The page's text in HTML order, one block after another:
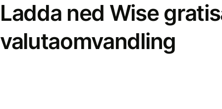
Ladda ned Wise
valutaomvandling